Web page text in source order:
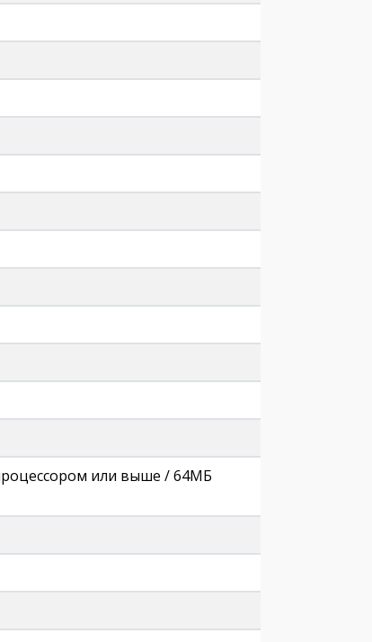
или выше / 64МБ